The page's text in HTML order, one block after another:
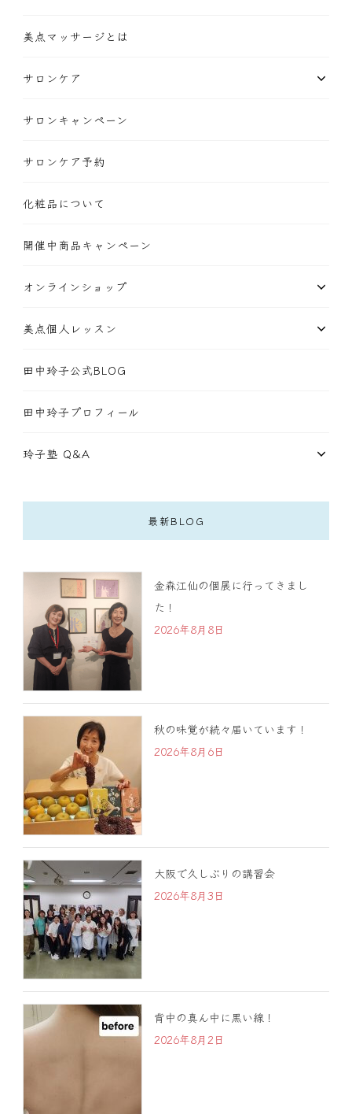
美点マッサージとは
サロンケア
サロンキャンペーン
サロンケア予約
化粧品について
開催中商品キャンペーン
オンラインショップ
美点個人レッスン
田中玲子公式BLOG
田中玲子プロフィール
玲子塾 Q&A
最新BLOG
金森江仙の個展に行ってきまし
た！
2026年8月8日
秋の味覚が続々届いています！
2026年8月6日
大阪で久しぶりの講習会
2026年8月3日
背中の真ん中に黒い線！
2026年8月2日